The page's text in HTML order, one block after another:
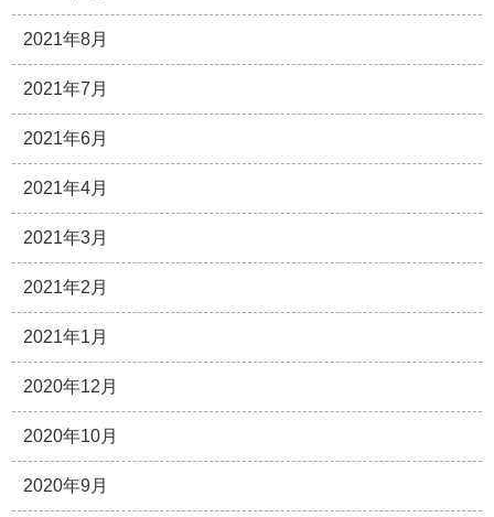
2021年8月
2021年7月
2021年6月
2021年4月
2021年3月
2021年2月
2021年1月
2020年12月
2020年10月
2020年9月